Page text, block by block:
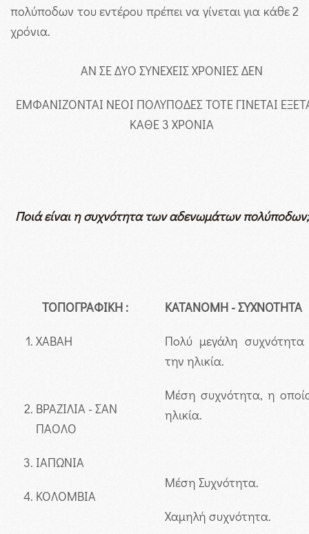
πολύποδων του εντέρου πρέπει να γίνεται για κάθε 2
χρόνια.
ΑΝ ΣΕ ΔΥΟ ΣΥΝΕΧΕΙΣ ΧΡΟΝΙΕΣ ΔΕΝ
ΕΜΦΑΝΙΖΟΝΤΑΙ ΝΕΟΙ ΠΟΛΥΠΟΔΕΣ ΤΟΤΕ ΓΙΝΕΤΑΙ
ΚΑΘΕ 3 ΧΡΟΝΙΑ
Ποιά είναι η συχνότητα των αδενωμάτων πολύποδων;
ΤΟΠΟΓΡΑΦΙΚΗ :
XABAH
ΒΡΑΖΙΛΙΑ - ΣΑΝ
ΠΑΟΛΟ
ΙΑΠΩΝΙΑ
ΚΟΛΟΜΒΙΑ
ΚΑΤΑΝΟΜΗ - ΣΥΧΝΟΤΗΤΑ
Πολύ μεγάλη
την ηλικία.
Μέση συχνότητα, η
ηλικία.
Μέση Συχνότητα.
Χαμηλή συχνότητα.